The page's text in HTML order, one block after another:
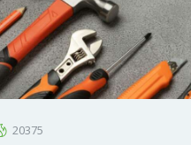
20375